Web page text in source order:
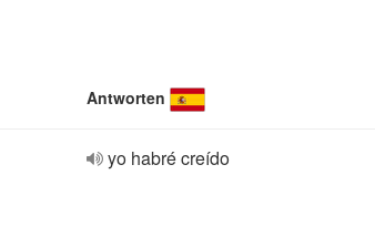
Antworten
yo habré creído